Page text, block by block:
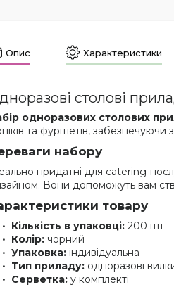
Опис Характеристики
столові
одноразових столових
та фуршетів, забезпечуючи
набору
придатні для catering-
Вони допоможуть вам
товару
Кількість в упаковці: 200 шт
Колір: чорний
Упаковка: індивідуальна
Тип приладу: одноразові
Серветка: у комплекті